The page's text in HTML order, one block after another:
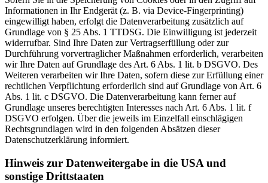
Informationen in Ihr Endgerät (z. B. via Device-Fingerprinting)
eingewilligt haben, erfolgt die Datenverarbeitung zusätzlich auf
Grundlage von § 25 Abs. 1 TTDSG. Die Einwilligung ist jederzeit
widerrufbar. Sind Ihre Daten zur Vertragserfüllung oder zur
Durchführung vorvertraglicher Maßnahmen erforderlich, verarbeiten
wir Ihre Daten auf Grundlage des Art. 6 Abs. 1 lit. b DSGVO. Des
Weiteren verarbeiten wir Ihre Daten, sofern diese zur Erfüllung einer
rechtlichen Verpflichtung erforderlich sind auf Grundlage von Art. 6
Abs. 1 lit. c DSGVO. Die Datenverarbeitung kann ferner auf
Grundlage unseres berechtigten Interesses nach Art. 6 Abs. 1 lit. f
DSGVO erfolgen. Über die jeweils im Einzelfall einschlägigen
Rechtsgrundlagen wird in den folgenden Absätzen dieser
Datenschutzerklärung informiert.
Hinweis zur Datenweitergabe in die USA und
sonstige Drittstaaten